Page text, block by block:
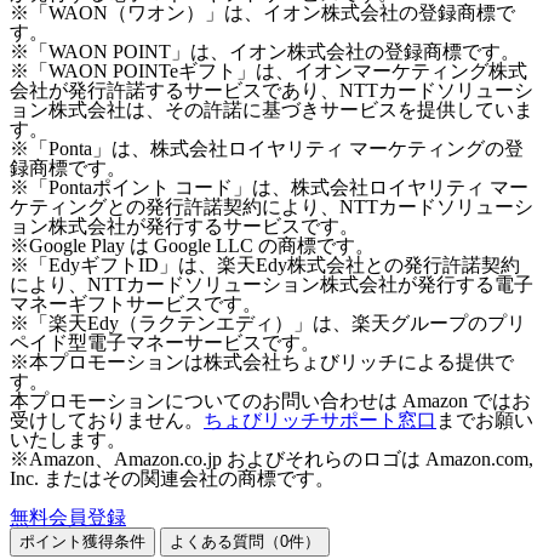
※「WAON（ワオン）」は、イオン株式会社の登録商標で
す。
※「WAON POINT」は、イオン株式会社の登録商標です。
※「WAON POINTeギフト」は、イオンマーケティング株式
会社が発行許諾するサービスであり、NTTカードソリューシ
ョン株式会社は、その許諾に基づきサービスを提供していま
す。
※「Ponta」は、株式会社ロイヤリティ マーケティングの登
録商標です。
※「Pontaポイント コード」は、株式会社ロイヤリティ マー
ケティングとの発行許諾契約により、NTTカードソリューシ
ョン株式会社が発行するサービスです。
※Google Play は Google LLC の商標です。
※「EdyギフトID」は、楽天Edy株式会社との発行許諾契約
により、NTTカードソリューション株式会社が発行する電子
マネーギフトサービスです。
※「楽天Edy（ラクテンエディ）」は、楽天グループのプリ
ペイド型電子マネーサービスです。
※本プロモーションは株式会社ちょびリッチによる提供で
す。
本プロモーションについてのお問い合わせは Amazon ではお
受けしておりません。 ちょびリッチサポート窓口 までお願い
いたします。
※Amazon、Amazon.co.jp およびそれらのロゴは Amazon.com,
Inc. またはその関連会社の商標です。
無料会員登録
ポイント獲得条件 よくある質問（0件）